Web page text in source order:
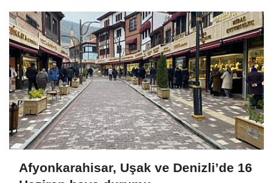
Afyonkarahisar, Uşak ve Denizli’de 16